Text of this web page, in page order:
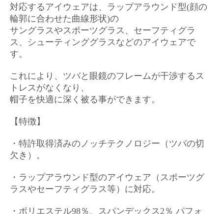
対応するアイウェアは、ラップアラウンド型(顔の
輪郭に合わせた曲線形状)の
サングラスやスポーツグラス、セーフティグラ
ス、シューティンググラスなどのアイウェアで
す。
これにより、ツバと眼鏡のフレームが干渉するス
トレスがなくなり、
帽子を快適に深く被る事ができます。
【特徴】
・特許取得済みのノッチテクノロジー（ツバの切
欠き）。
・ラップアラウンド型のアイウェア（スポーツグ
ラスやセーフティグラス等）に対応。
・ポリエステル98％、スパンデックス2％ パフォ